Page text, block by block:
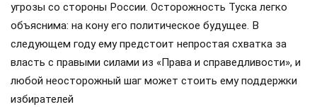
угрозы со стороны России. Осторожность Туска легко
объяснима: на кону его политическое будущее. В
следующем году ему предстоит непростая схватка за
власть с правыми силами из «Права и справедливости», и
любой неосторожный шаг может стоить ему поддержки
избирателей